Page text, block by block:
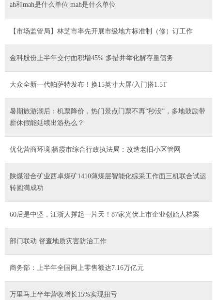
ah和mah是什么单位 mah是什么单位
【市场监管局】林芝市率先开展市级地方标准制（修）订工作
金科股份上半年交付面积增45% 多措并举化解存量债务
大众全新一代帕萨特发布！换15英寸大屏/入门搭1.5T
暑期旅游潮后：机票降价，热门景点门票不再“秒没”，多地鼓励带
薪休假能延续出游热么？
优化营商环境|栖霞市综合行政执法局：改造老旧小区管网
陕煤澄合矿业西卓煤矿1410薄煤层智能化综采工作面三机联合试运
转圆满成功
60后是中坚，江浙人撑起一片天！87家光伏上市企业创始人档案
部门联动 督查地质灾害防治工作
商务部：上半年全国网上零售额达7.16万亿元
万里马上半年营收增长15%实现扭亏